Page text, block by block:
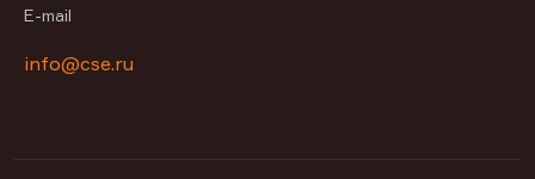
E-mail
info@cse.ru